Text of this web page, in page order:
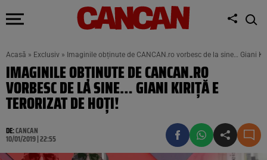
Acasă » Exclusiv » Imaginile obținute de CANCAN.ro vorbesc de la sine… Giani
IMAGINILE OBȚINUTE DE CANCAN.RO
VORBESC DE LA SINE… GIANI KIRIȚĂ E
TERORIZAT DE HOȚI!
DE:CANCAN
10/01/2019 | 22:55